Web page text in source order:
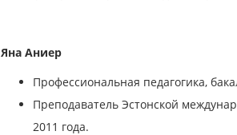
Яна Аниер
Профессиональная педагогика,
Преподаватель Эстонской
2011 года.